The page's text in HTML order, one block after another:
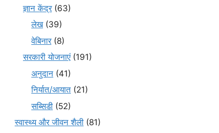
ज्ञान केंद्र(63)
लेख(39)
वेबिनार(8)
सरकारी योजनाएं(191)
अनुदान (41)
निर्यात/आयात (21)
सब्सिडी (52)
स्वास्थ्य और जीवन शैली (81)